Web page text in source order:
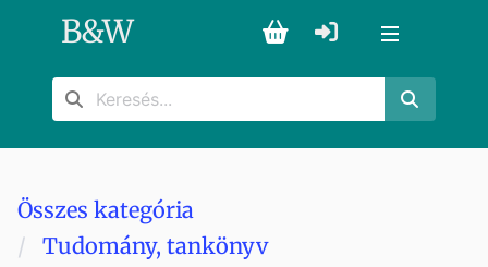
B&W
Összes kategória
Tudomány, tankönyv